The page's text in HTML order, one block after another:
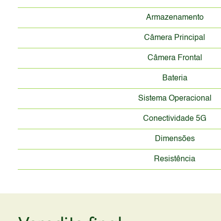
Armazenamento
Câmera Principal
Câmera Frontal
Bateria
Sistema Operacional
Conectividade 5G
Dimensões
Resistência